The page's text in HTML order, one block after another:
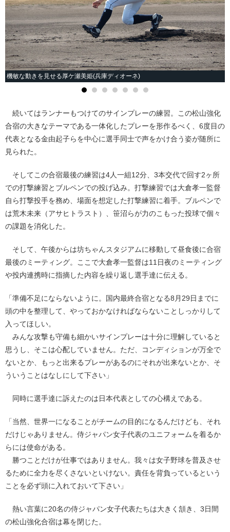
機敏な動きを見せる厚ケ瀬美姫(兵庫ディオーネ)
続いてはランナーもつけてのサインプレーの練習。この松山強化
合宿の大きなテーマである一体化したプレーを形作るべく、6度目の
代表となる金由起子らを中心に選手同士で声をかけ合う姿が随所に
見られた。
そしてこの合宿最後の練習は4人一組12分、3本交代で回す2ヶ所
での打撃練習とブルペンでの投げ込み。打撃練習では大倉孝一監督
自ら打撃投手を務め、場面を想定した打撃練習に着手。ブルペンで
は荒木未来（アサヒトラスト）、笹沼らが力のこもった投球で個々
の課題を消化した。
そして、午後からは坊ちゃんスタジアムに移動して昼食後に合宿
最後のミーティング。ここで大倉孝一監督は11日夜のミーティング
や投内連携時に指摘した内容を繰り返し選手達に伝える。
「準備不足にならないように。国内最終合宿となる8月29日までに
頭の中を整理して、やっておかなければならないことしっかりして
入ってほしい。
みんな攻撃も守備も細かいサインプレーは十分に理解していると
思うし、そこは心配していません。ただ、コンディションが万全で
ないとか、もっと出来るプレーがあるのにそれが出来ないとか、そ
ういうことはなしにして下さい」
同時に選手達に訴えたのは日本代表としての心構えである。
「当然、世界一になることがチームの目的になるんだけども、それ
だけじゃありません。侍ジャパン女子代表のユニフォームを着るか
らには使命がある。
勝つことだけが仕事ではありません。我々は女子野球を普及させ
るために全力を尽くさないといけない。責任を背負っているという
ことを必ず頭に入れておいて下さい」
熱い言葉に20名の侍ジャパン女子代表たちは大きく頷き、3日間
の松山強化合宿は幕を閉じた。